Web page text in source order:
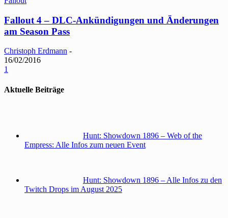
Fallout 4 – DLC-Ankündigungen und Änderungen
am Season Pass
Christoph Erdmann -
16/02/2016
1
Aktuelle Beiträge
Hunt: Showdown 1896 – Web of the
Empress: Alle Infos zum neuen Event
Hunt: Showdown 1896 – Alle Infos zu den
Twitch Drops im August 2025